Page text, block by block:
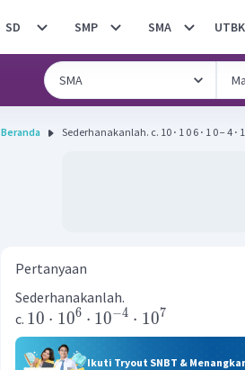
SD SMP SMA
Beranda Sederhanakanlah. c. 10 ⋅ 1 0 6 ⋅ 1 0 −
Pertanyaan
Sederhanakanlah.
c. 10 ⋅ 106 ⋅ 10−4 ⋅ 107
Ikuti Tryout SNBT &